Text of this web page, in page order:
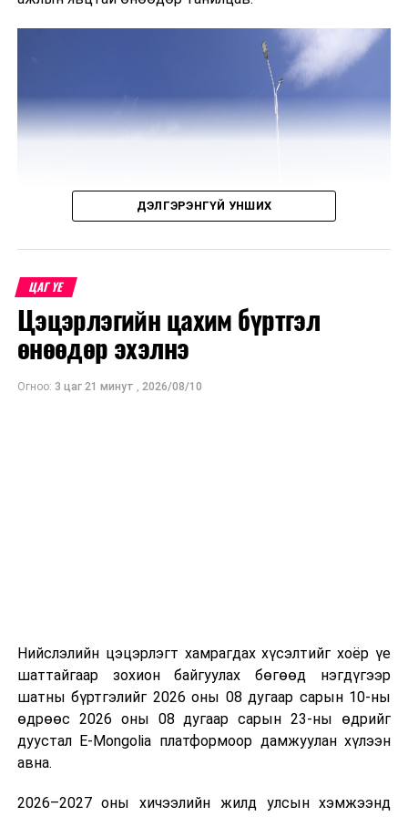
Нийтийн эзэмшлийн зам талбай, зогсоол чөлөөлөх
ажил явагдаж байна
байгуулсан үйлдлийг илрүүлэн шалгаж байна
арилжааны банкнаас авчээ. Газрын тосны
бүтээгдэхүүний агуулахын барилга угсралтын ажлын
гүйцэтгэл 95 хувьтай байгаа бөгөөд 2026 оны
наймдугаар сарын 20-ны дотор бүрэн дуусгаж,
ашиглалтад оруулах гэж байна. Эдгээр агуулах
ашиглалтад орсноор Улаанбаатар хотын АИ-92-ийн
Ерөнхий сайд тус агуулахыг ашиглалтад хүлээн
ДЭЛГЭРЭНГҮЙ УНШИХ
ЦАГ ҮЕ
Цэцэрлэгийн цахим бүртгэл
өнөөдөр эхэлнэ
Огноо: 3 цаг 21 минут , 2026/08/10
Нийслэлийн цэцэрлэгт хамрагдах хүсэлтийг хоёр үе
шаттайгаар зохион байгуулах бөгөөд нэгдүгээр
шатны бүртгэлийг 2026 оны 08 дугаар сарын 10-ны
өдрөөс 2026 оны 08 дугаар сарын 23-ны өдрийг
дуустал E-Mongolia платформоор дамжуулан хүлээн
авна.
2026–2027 оны хичээлийн жилд улсын хэмжээнд